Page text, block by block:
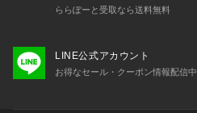
ららぽーと受取なら送料無料
LINE公式アカウント
お得なセール・クーポン情報配信中